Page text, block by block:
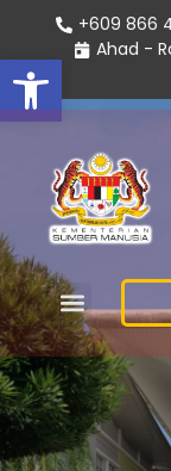
Open
+609 866
Ahad -